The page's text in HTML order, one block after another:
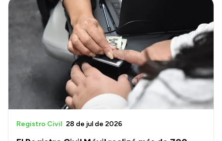
Registro Civil 28 de jul de 2026